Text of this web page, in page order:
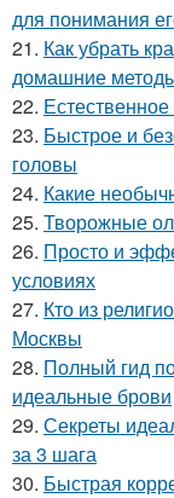
для понимания
21. Как убрать
домашние
22.
23. Быстрое и
головы
24. Какие
25. Творожные
26. Просто и
условиях
27. Кто из
Москвы
28. Полный гид
идеальные брови
29. Секреты
за 3 шага
30. Быстрая